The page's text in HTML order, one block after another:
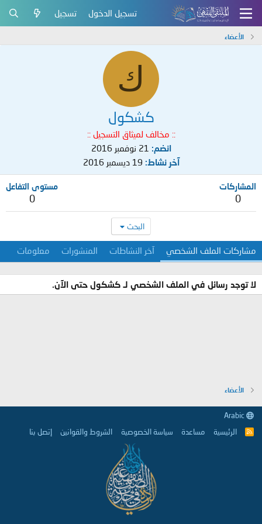
تسجيل الدخول تسجيل
الأعضاء
ك
كشكول
:: مخالف لميثاق التسجيل ::
انضم
21 نوفمبر 2016
آخر نشاط 19 ديسمبر 2016
المشاركات
0
مستوى التفاعل
0
البحث
مشاركات الملف الشخصي آخر النشاطات المنشورات معلومات
لا توجد رسائل في الملف الشخصي لـ كشكول حتى الآن.
الأعضاء
R
الرئيسية مساعدة سياسة الخصوصية الشروط والقوانين إتصل بنا